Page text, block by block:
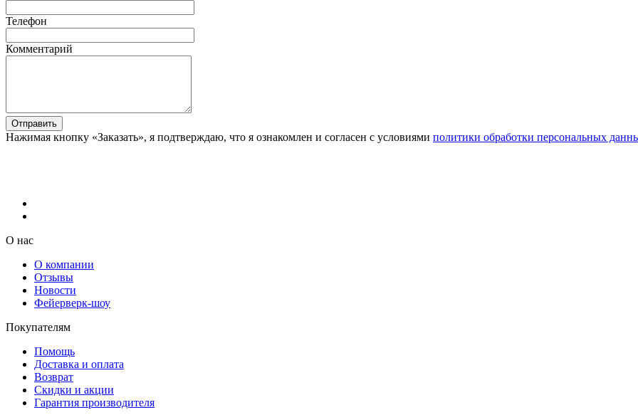
Телефон
Комментарий
Отправить
Нажимая кнопку «Заказать», я подтверждаю, что я ознакомлен и согласен с условиями политики обработки персональных
О нас
О компании
Отзывы
Новости
Фейерверк-шоу
Покупателям
Помощь
Доставка и оплата
Возврат
Скидки и акции
Гарантия производителя